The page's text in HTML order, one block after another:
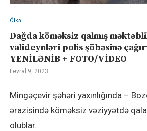
Ölkə
Dağda köməksiz qalmış
valideynləri polis şöbəsinə
YENİLƏNİB + FOTO/VİDEO
Fevral 9, 2023
Mingəçevir şəhəri yaxınlığında –
ərazisində köməksiz vəziyyətdə
olublar.